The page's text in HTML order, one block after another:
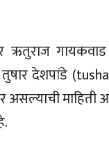
ऋतुराज
तुषार देशपांडे
असल्याची